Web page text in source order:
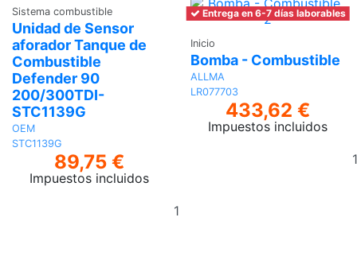
Sistema combustible
Unidad de Sensor
aforador Tanque de
Combustible
Defender 90
200/300TDI-
STC1139G
OEM
STC1139G
89,75 €
Impuestos incluidos
Entrega en 6-7 días laborables
Inicio
Bomba - Combustible
ALLMA
LR077703
433,62 €
Impuestos incluidos